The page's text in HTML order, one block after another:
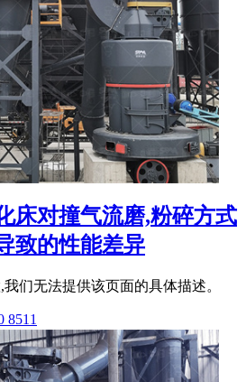
床对撞气流磨,粉碎方式
致的性能差异
们无法提供该页面的具体描述。
8511